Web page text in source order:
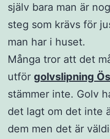
själv bara man är
steg som krävs för
man har i huset.
Många tror att det
utför golvslipning
stämmer inte. Golv
det lagt om det inte
dem men det är